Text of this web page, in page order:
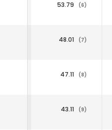
53.79 (6)
48.01 (7)
47.11 (8)
43.11 (9)